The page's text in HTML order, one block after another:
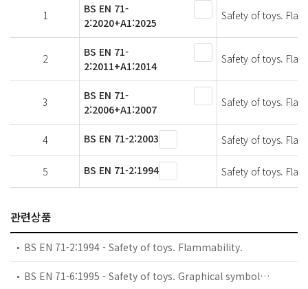
1
BS EN 71-
2:2020+A1:2025
Safety of toys.
2
BS EN 71-
2:2011+A1:2014
Safety of toys.
3
BS EN 71-
2:2006+A1:2007
Safety of toys.
4 BS EN 71-2:2003 Safety of toys.
5 BS EN 71-2:1994 Safety of toys.
관련상품
BS EN 71-2:1994 - Safety of toys. Flammability.
BS EN 71-6:1995 - Safety of toys. Graphical symbols for age warning labelling.